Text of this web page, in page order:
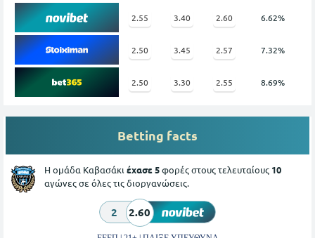
2.55 3.40 2.60 6.62%
2.50 3.45 2.57 7.32%
2.50 3.30 2.55 8.69%
Betting facts
Η ομάδα Καβασάκι έχασε 5φορές στους τελευταίους 10
αγώνες σε όλες τις διοργανώσεις.
2 2.60